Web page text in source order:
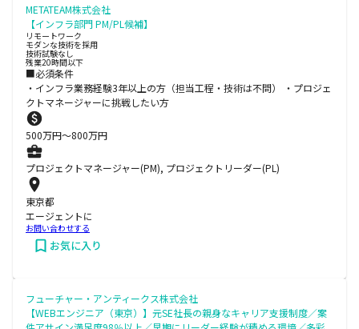
METATEAM株式会社
【インフラ部門 PM/PL候補】
リモートワーク
モダンな技術を採用
技術試験なし
残業20時間以下
■必須条件
・インフラ業務経験3年以上の方（担当工程・技術は不問） ・プロジェ
クトマネージャーに挑戦したい方
500万円〜800万円
プロジェクトマネージャー(PM), プロジェクトリーダー(PL)
東京都
エージェントに
お問い合わせする
お気に入り
フューチャー・アンティークス株式会社
【WEBエンジニア（東京）】元SE社長の親身なキャリア支援制度／案